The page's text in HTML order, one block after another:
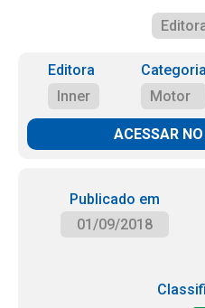
Editora
Inner
Categoria
Motor
ACESSAR
Publicado em
01/09/2018